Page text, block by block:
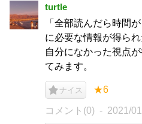
turtle
「全部読んだら時間
に必要な情報が得ら
自分になかった視点
てみます。
ナイス ★6
コメント(0) 2021/